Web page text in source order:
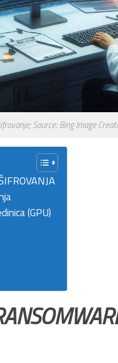
Source: Bing Image
(GPU)